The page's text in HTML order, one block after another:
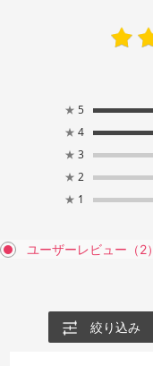
★ 5
★ 4
★ 3
★ 2
★ 1
ユーザーレビュー （2）
絞り込み